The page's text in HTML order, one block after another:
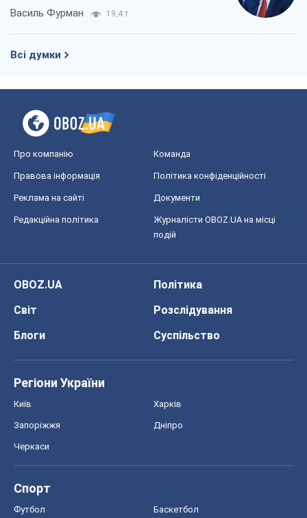
Василь Фурман 19,4 т.
Всі думки
Про компанію Команда
Правова інформація Політика конфіденційності
Реклама на сайті Документи
Редакційна політика
Журналісти OBOZ.UA на місці
подій
OBOZ.UA
Політика
Світ
Розслідування
Блоги
Суспільство
Регіони України
Київ Харків
Запоріжжя Дніпро
Черкаси
Спорт
Футбол Баскетбол